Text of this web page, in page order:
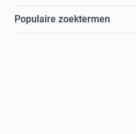
Populaire zoektermen